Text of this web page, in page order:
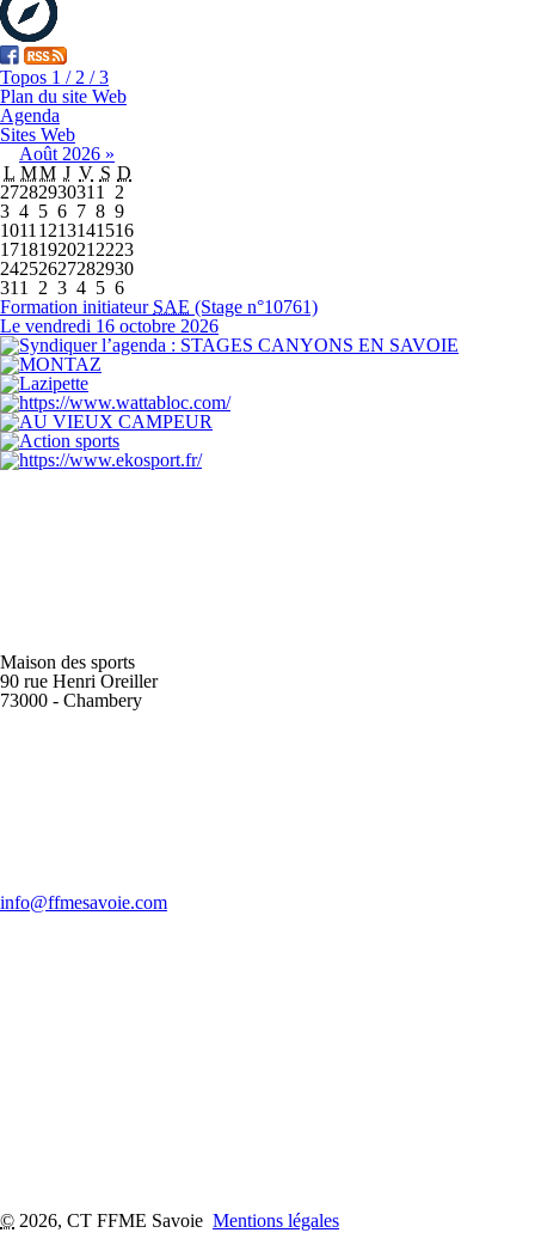
Topos 1 / 2 / 3
Plan du site Web
Agenda
Sites Web
Août 2026 »
L MM J V S D
2728293031 1
2
3 4 5 6 7 8 9
1011 1213141516
1718192021 2223
24252627282930
31 1 2 3 4 5 6
Formation initiateur SAE (Stage n°10761)
Le vendredi 16 octobre 2026
Maison des sports
90 rue Henri Oreiller
73000 - Chambery
info@ffmesavoie.com
© 2026, CT FFME Savoie Mentions légales